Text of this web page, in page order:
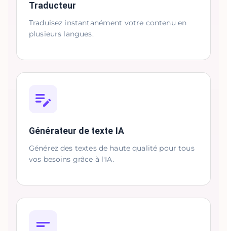
Traducteur
Traduisez instantanément votre contenu en
plusieurs langues.
Générateur de texte IA
Générez des textes de haute qualité pour tous
vos besoins grâce à l'IA.